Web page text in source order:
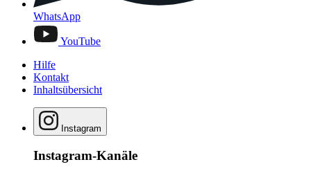
WhatsApp
YouTube
Hilfe
Kontakt
Inhaltsübersicht
Instagram
Instagram-Kanäle